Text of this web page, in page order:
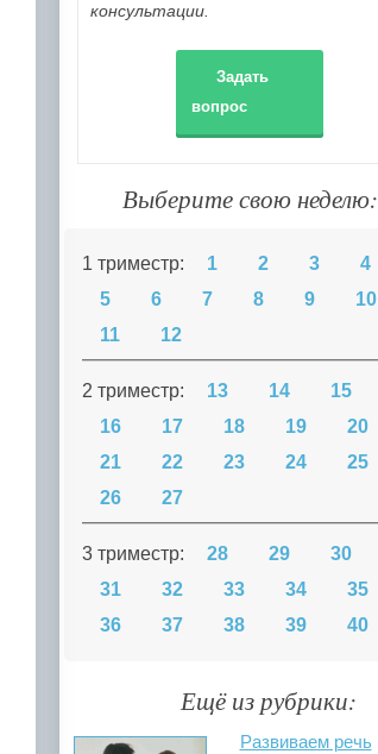
консультации.
Задать
вопрос
Выберите свою неделю:
1 триместр: 1 2 3
4
5
6 7 8 9
10
11
12
2 триместр: 13 14
15
16
17 18 19
20
21
22 23 24
25
26
27
3 триместр: 28 29
30
31
32 33 34
35
36
37 38 39 40
Ещё из рубрики:
Развиваем речь